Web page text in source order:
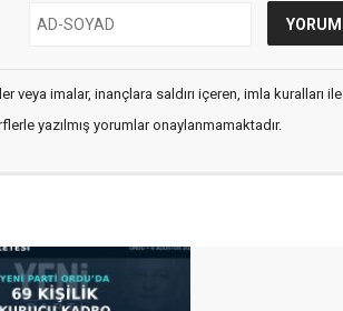
veya imalar, inançlara saldırı içeren, imla kuralları ile
yazılmış yorumlar onaylanmamaktadır.